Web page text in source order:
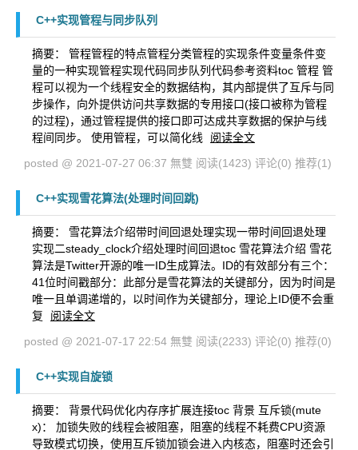
C++实现管程与同步队列
摘要： 管程管程的特点管程分类管程的实现条件变量条件变
量的一种实现管程实现代码同步队列代码参考资料toc 管程 管
程可以视为一个线程安全的数据结构，其内部提供了互斥与同
步操作，向外提供访问共享数据的专用接口(接口被称为管程
的过程)，通过管程提供的接口即可达成共享数据的保护与线
程间同步。 使用管程，可以简化线
阅读全文
posted @ 2021-07-27 06:37 無雙 阅读(1423) 评论(0) 推荐(1)
C++实现雪花算法(处理时间回跳)
摘要： 雪花算法介绍带时间回退处理实现一带时间回退处理
实现二steady_clock介绍处理时间回退toc 雪花算法介绍 雪花
算法是Twitter开源的唯一ID生成算法。ID的有效部分有三个：
41位时间戳部分：此部分是雪花算法的关键部分，因为时间是
唯一且单调递增的，以时间作为关键部分，理论上ID便不会重
复
阅读全文
posted @ 2021-07-17 22:54 無雙 阅读(2233) 评论(0) 推荐(0)
C++实现自旋锁
摘要： 背景代码优化内存序扩展连接toc 背景 互斥锁(mute
x)： 加锁失败的线程会被阻塞，阻塞的线程不耗费CPU资源
导致模式切换，使用互斥锁加锁会进入内核态，阻塞时还会引